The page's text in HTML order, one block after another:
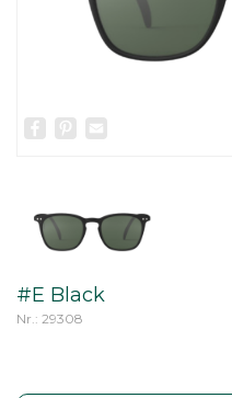
Facebook
Pinterest
#E Black
Nr.: 29308